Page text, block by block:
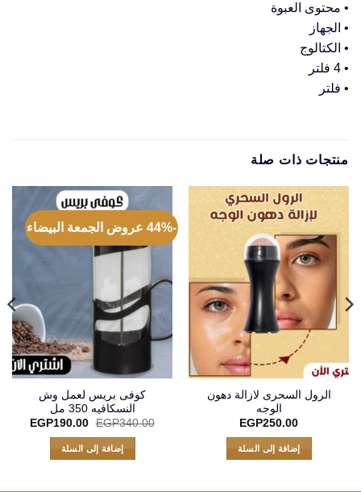
• محتوى العبوة
• الجهاز
• الكتالوج
• 4 فلتر
• فلتر
منتجات ذات صلة
الرول السحرى لازالة دهون
الوجه
EGP250.00
إضافة إلى السلة
-44% عروض الجمعة البيضاء
كوفى بريس لعمل وش
النسكافيه 350 مل
EGP340.00
السعر
هو:
EGP340.00.
EGP190.00
السعر
إضافة إلى السلة